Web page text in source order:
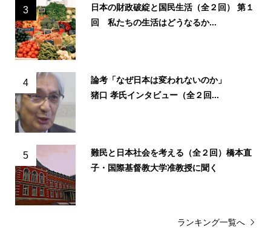
3
日本の財政破綻と国民生活（全２回） 第１
回 私たちの生活はどうなるか...
4
論考「なぜ日本は変われないのか」
猪口 孝氏インタビュー（全２回...
5
難民と日本社会を考える（全２回）橋本直
子・国際基督教大学准教授に聞く
ランキング一覧へ